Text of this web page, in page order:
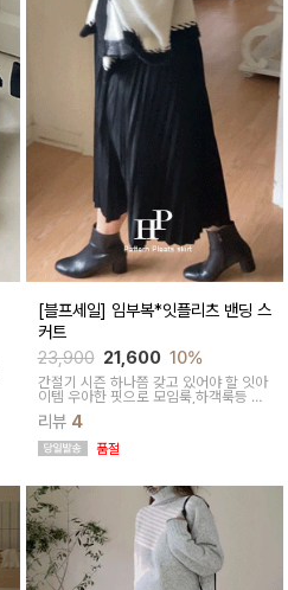
[블프세일] 임부복*잇플리츠 밴딩 스
커트
23,900 21,600 10%
간절기 시즌 하나쯤 갖고 있어야 할 잇아
이템 우아한 핏으로 모임룩,하객룩등 격
식있는 자리에 활용하기 좋답니다
리뷰 4
품절